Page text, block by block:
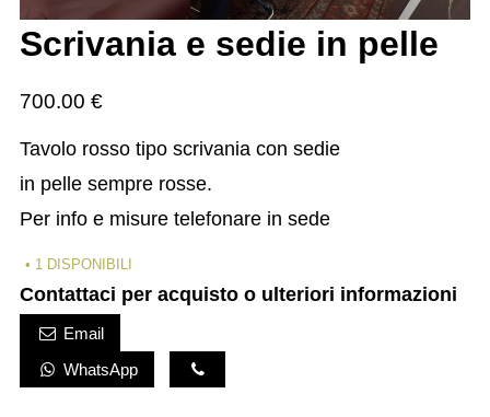
Scrivania e sedie in pelle
700.00 €
Tavolo rosso tipo scrivania con sedie
in pelle sempre rosse.
Per info e misure telefonare in sede
1 DISPONIBILI
Contattaci per acquisto o ulteriori informazioni
Email
WhatsApp